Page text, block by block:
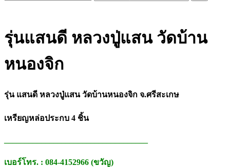
รุ่นแสนดี หลวงปู่แสน วัดบ้าน
หนองจิก
รุ่น แสนดี หลวงปู่แสน วัดบ้านหนองจิก จ.ศรีสะเกษ
เหรียญหล่อประกบ 4 ชิ้น
เบอร์โทร. : 084-4152966 (ขวัญ)